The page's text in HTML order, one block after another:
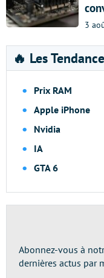
3
🔥 Les
Prix RAM
Apple iPhone
Nvidia
IA
GTA 6
Abonnez-vous à
dernières actus par